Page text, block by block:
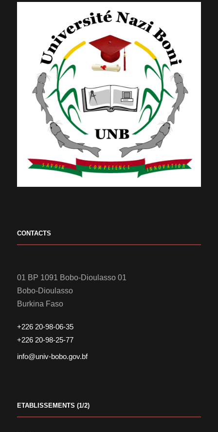
CONTACTS
01 BP 1091 Bobo-Dioulasso 01
Bobo-Dioulasso
Burkina Faso
+226 20-98-06-35
+226 20-98-25-77
info@univ-bobo.gov.bf
ETABLISSEMENTS (1/2)